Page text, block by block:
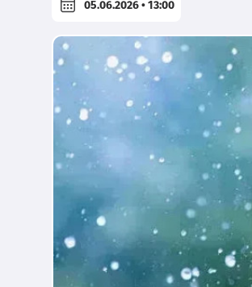
05.06.2026 • 13:00